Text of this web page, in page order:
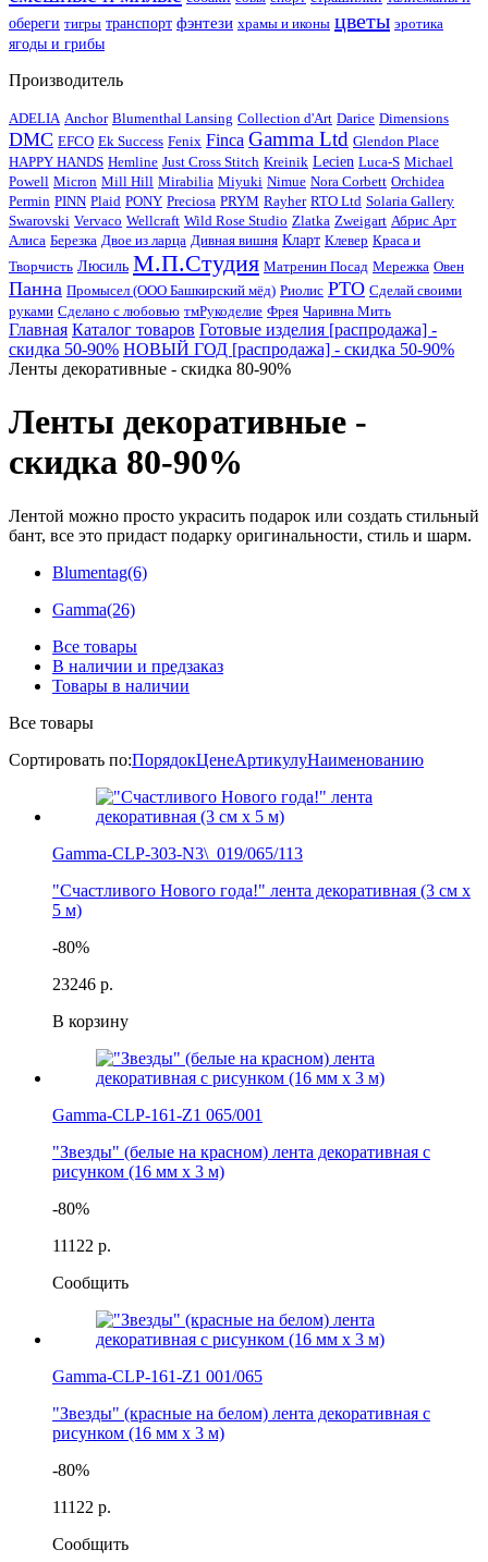
обереги тигры транспорт фэнтези храмы и иконы цветы эротика
ягоды и грибы
Производитель
ADELIA Anchor Blumenthal Lansing Collection d'Art Darice Dimensions
DMC EFCO Ek Success Fenix Finca Gamma Ltd Glendon Place
HAPPY HANDS Hemline Just Cross Stitch Kreinik Lecien Luca-S Michael
Powell Micron Mill Hill Mirabilia Miyuki Nimue Nora Corbett Orchidea
Permin PINN Plaid PONY Preciosa PRYM Rayher RTO Ltd Solaria Gallery
Swarovski Vervaco Wellcraft Wild Rose Studio Zlatka Zweigart Абрис Арт
Алиса Березка Двое из ларца Дивная вишня Кларт Клевер Краса и
Творчисть Люсиль М.П.Студия Матренин Посад Мережка Овен
Панна Промысел (ООО Башкирский мёд) Риолис РТО Сделай своими
руками Сделано с любовью тмРукоделиe Фрея Чаривна Мить
Главная Каталог товаров Готовые изделия [распродажа] -
скидка 50-90% НОВЫЙ ГОД [распродажа] - скидка 50-90%
Ленты декоративные - скидка 80-90%
Ленты декоративные -
скидка 80-90%
Лентой можно просто украсить подарок или создать стильный
бант, все это придаст подарку оригинальности, стиль и шарм.
Blumentag(6)
Gamma(26)
Все товары
В наличии и предзаказ
Товары в наличии
Все товары
Сортировать по:ПорядокЦенеАртикулуНаименованию
Gamma-CLP-303-N3\_019/065/113
"Счастливого Нового года!" лента декоративная (3 см х
5 м)
-80%
23246 р.
В корзину
Gamma-CLP-161-Z1 065/001
"Звезды" (белые на красном) лента декоративная с
рисунком (16 мм х 3 м)
-80%
111 22 р.
Сообщить
Gamma-CLP-161-Z1 001/065
"Звезды" (красные на белом) лента декоративная с
рисунком (16 мм х 3 м)
-80%
111 22 р.
Сообщить